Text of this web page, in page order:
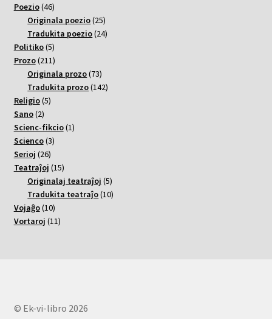
Poezio 4646
varoj
Originala poezio 2525
varoj
Tradukita poezio 2424
Politiko 55
varoj
Prozo 211211
varoj
Originala prozo 7373
varoj
Tradukita prozo 142142
Religio 55
Sano 22
varoj
Scienc-fikcio 11
Scienco 33
Serioj 2626
varoj
Teatraĵoj 1515
varoj
Originalaj teatraĵoj 55
varoj
Tradukita teatraĵo 1010
Vojaĝo 1010
varoj
Vortaroj 1111
© Ek-vi-libro 2026